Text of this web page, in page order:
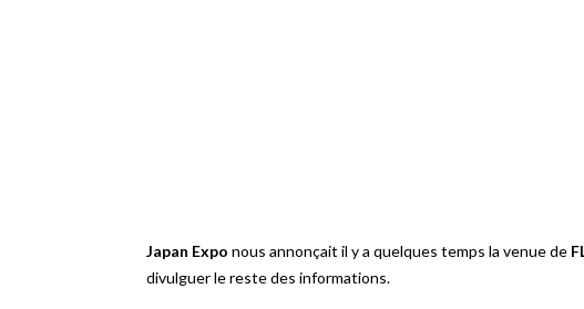
Japan Expo nous annonçait il y a quelques temps la venue de
divulguer le reste des informations.